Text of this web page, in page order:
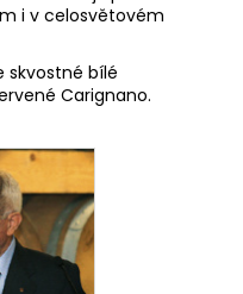
i v celosvětovém
skvostné bílé
Carignano.